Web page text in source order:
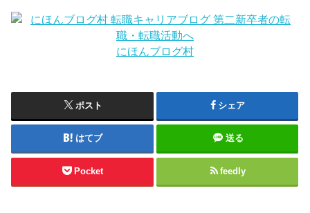
にほんブログ村
ポスト シェア
はてブ 送る
Pocket feedly